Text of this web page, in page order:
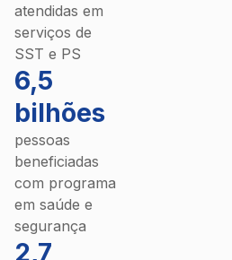
atendidas em
serviços de
SST e PS
6,5
bilhões
pessoas
beneficiadas
com programa
em saúde e
segurança
2,7